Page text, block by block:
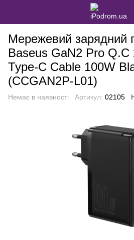
Мережевий зарядний
Baseus GaN2 Pro Q.C
Type-C Cable 100W
(CCGAN2P-L01)
Немає в наявності Артикул: 02105